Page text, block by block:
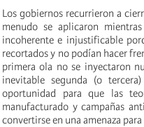
Los gobiernos recurrieron a
menudo se aplicaron
incoherente e injustificable
recortados y no podían hacer
primera ola no se inyectaron
inevitable segunda (o
oportunidad para que las
manufacturado y campañas
convertirse en una amenaza